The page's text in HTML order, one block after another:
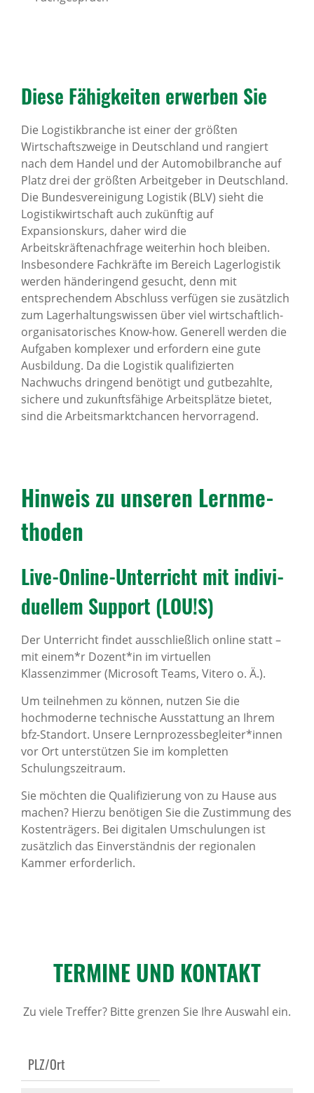
Diese Fähig­keiten erwerben Sie
Die Logistikbranche ist einer der größten
Wirtschaftszweige in Deutschland und rangiert
nach dem Handel und der Automobilbranche auf
Platz drei der größten Arbeitgeber in Deutschland.
Die Bundesvereinigung Logistik (BLV) sieht die
Logistikwirtschaft auch zukünftig auf
Expansionskurs, daher wird die
Arbeitskräftenachfrage weiterhin hoch bleiben.
Insbesondere Fachkräfte im Bereich Lagerlogistik
werden händeringend gesucht, denn mit
entsprechendem Abschluss verfügen sie zusätzlich
zum Lagerhaltungswissen über viel wirtschaftlich-
organisatorisches Know-how. Generell werden die
Aufgaben komplexer und erfordern eine gute
Ausbildung. Da die Logistik qualifizierten
Nachwuchs dringend benötigt und gutbezahlte,
sichere und zukunftsfähige Arbeitsplätze bietet,
sind die Arbeitsmarktchancen hervorragend.
Hinweis zu unseren Lern­me­
thoden
Live-Online-Unter­richt mit indi­vi­
du­ellem Support (LOU!S)
Der Unterricht findet ausschließlich online statt –
mit einem*r Dozent*in im virtuellen
Klassenzimmer (Microsoft Teams, Vitero o. Ä.).
Um teilnehmen zu können, nutzen Sie die
hochmoderne technische Ausstattung an Ihrem
bfz-Standort. Unsere Lernprozessbegleiter*innen
vor Ort unterstützen Sie im kompletten
Schulungszeitraum.
Sie möchten die Qualifizierung von zu Hause aus
machen? Hierzu benötigen Sie die Zustimmung des
Kostenträgers. Bei digitalen Umschulungen ist
zusätzlich das Einverständnis der regionalen
Kammer erforderlich.
TERMINE UND KONTAKT
Zu viele Treffer? Bitte grenzen Sie Ihre Auswahl ein.